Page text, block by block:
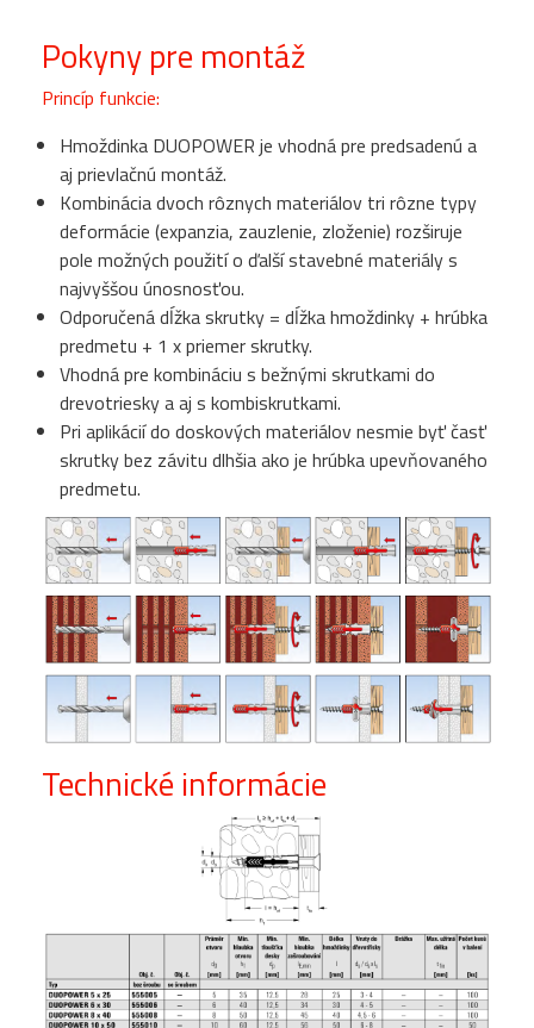
Pokyny pre montáž
Princíp funkcie:
Hmoždinka DUOPOWER je vhodná pre predsadenú a
aj prievlačnú montáž.
Kombinácia dvoch rôznych materiálov tri rôzne typy
deformácie (expanzia, zauzlenie, zloženie) rozširuje
pole možných použití o ďalší stavebné materiály s
najvyššou únosnosťou.
Odporučená dĺžka skrutky = dĺžka hmoždinky + hrúbka
predmetu + 1 x priemer skrutky.
Vhodná pre kombináciu s bežnými skrutkami do
drevotriesky a aj s kombiskrutkami.
Pri aplikácií do doskových materiálov nesmie byť časť
skrutky bez závitu dlhšia ako je hrúbka upevňovaného
predmetu.
Technické informácie